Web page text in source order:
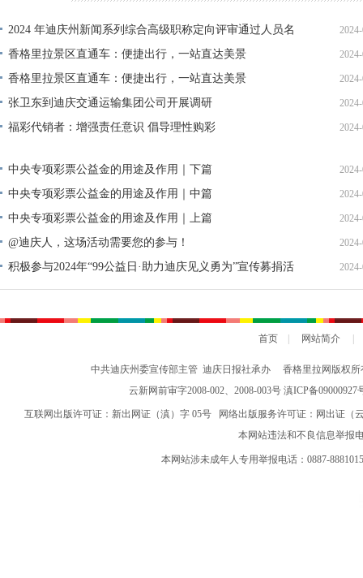
2024 年迪庆州新闻系列综合高级职称定向评审通过人员名
单公示
香格里拉景区直通车：便捷出行，一站直达美景
香格里拉景区直通车：便捷出行，一站直达美景
张卫东到迪庆交通运输集团公司开展调研
福彩代销者：增强责任意识 倡导理性购彩
中央专项彩票公益金的用途及作用｜下篇
中央专项彩票公益金的用途及作用｜中篇
中央专项彩票公益金的用途及作用｜上篇
@迪庆人，这场活动需要您的参与！
积极参与2024年“99公益日·助力迪庆见义勇为”宣传募捐活
动倡议书